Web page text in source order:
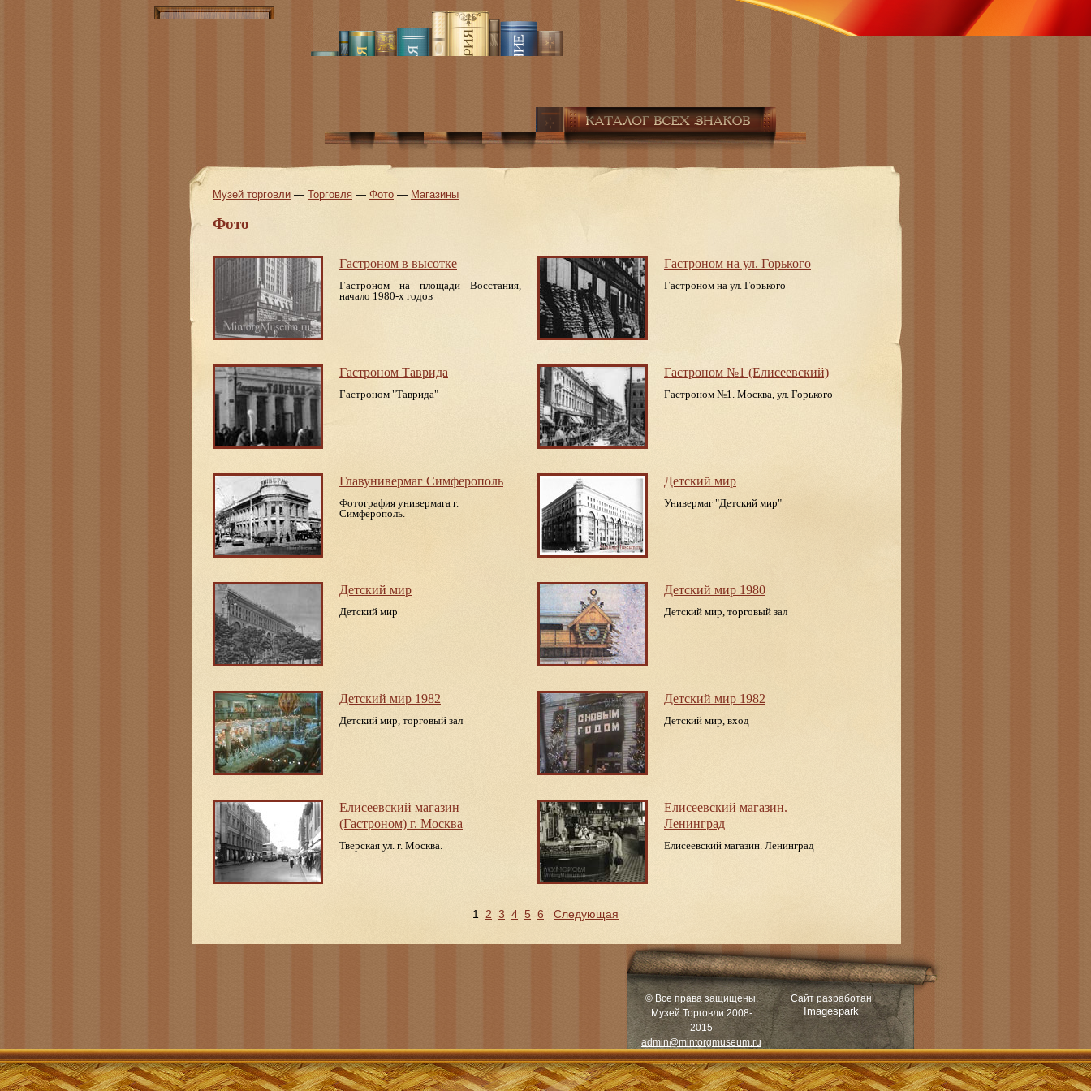
Музей торговли — Торговля — Фото — Магазины
Фото
Гастроном в высотке
Гастроном на площади Восстания,
начало 1980-х годов
Гастроном на ул. Горького
Гастроном на ул. Горького
Гастроном Таврида
Гастроном "Таврида"
Гастроном №1 (Елисеевский)
Гастроном №1. Москва, ул. Горького
Главунивермаг Симферополь
Фотография универмага г.
Симферополь.
Детский мир
Универмаг "Детский мир"
Детский мир
Детский мир
Детский мир 1980
Детский мир, торговый зал
Детский мир 1982
Детский мир, торговый зал
Детский мир 1982
Детский мир, вход
Елисеевский магазин
(Гастроном) г. Москва
Тверская ул. г. Москва.
Елисеевский магазин.
Ленинград
Елисеевский магазин. Ленинград
1 2 3 4 5 6 Следующая
© Все права защищены.
Музей Торговли 2008-
2015
admin@mintorgmuseum.ru
Сайт разработан
Imagespark